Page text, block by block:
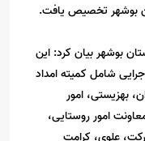
استانی تسهیلات تبصره 2 استان بوشهر بیان کرد: این
دستگاه اجرایی شامل کمیته امداد
بهزیستی، امور
امور روستایی،
علوی، کرامت